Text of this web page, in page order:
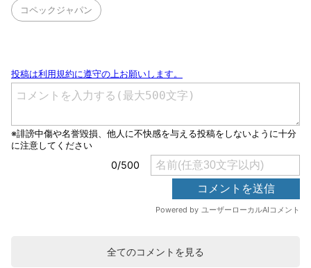
コペックジャパン
全てのコメントを見る